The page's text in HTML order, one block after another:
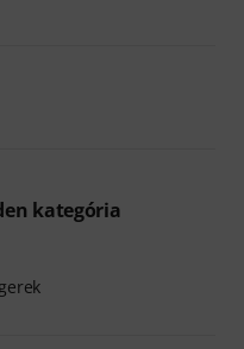
kategória